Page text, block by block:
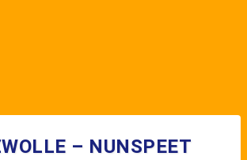
– NUNSPEET